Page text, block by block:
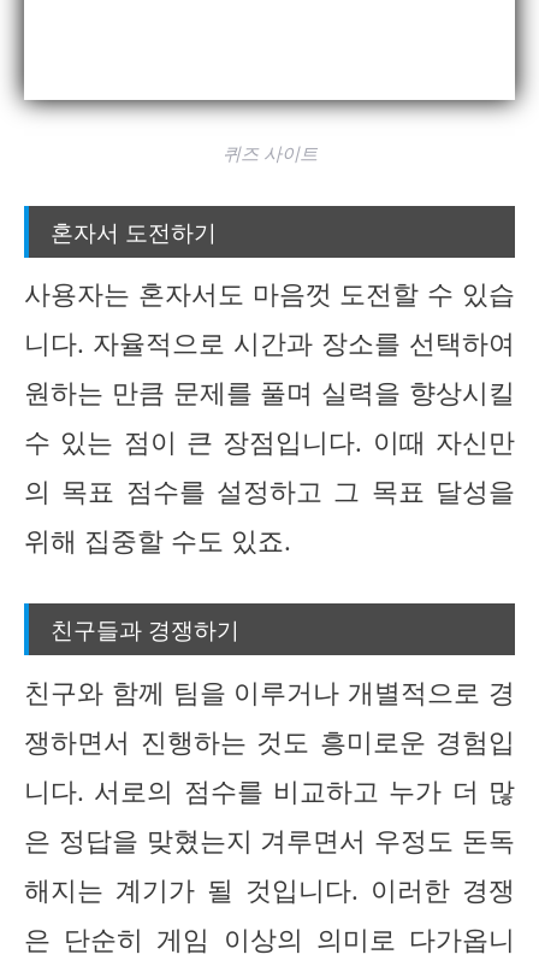
퀴즈 사이트
혼자서 도전하기
사용자는 혼자서도 마음껏 도전할 수 있습
니다. 자율적으로 시간과 장소를 선택하여
원하는 만큼 문제를 풀며 실력을 향상시킬
수 있는 점이 큰 장점입니다. 이때 자신만
의 목표 점수를 설정하고 그 목표 달성을
위해 집중할 수도 있죠.
친구들과 경쟁하기
친구와 함께 팀을 이루거나 개별적으로 경
쟁하면서 진행하는 것도 흥미로운 경험입
니다. 서로의 점수를 비교하고 누가 더 많
은 정답을 맞혔는지 겨루면서 우정도 돈독
해지는 계기가 될 것입니다. 이러한 경쟁
은 단순히 게임 이상의 의미로 다가옵니